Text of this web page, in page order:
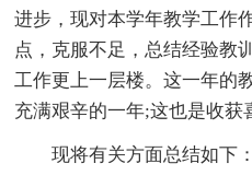
进步，现对本学年教学工作
点，克服不足，总结经验教
工作更上一层楼。这一年的
充满艰辛的一年;这也是收获
现将有关方面总结如下：